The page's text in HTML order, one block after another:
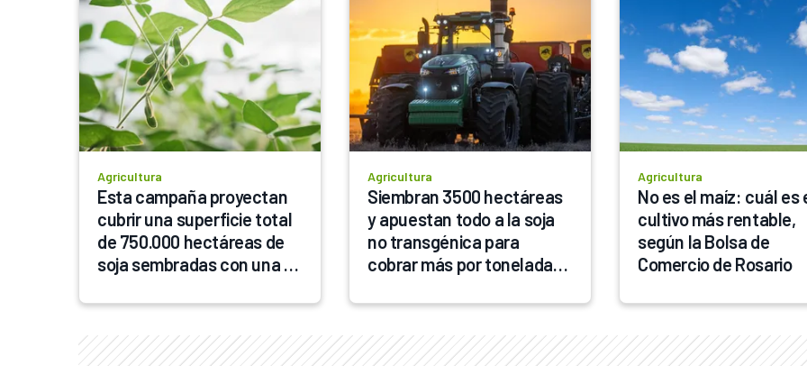
Agricultura
Esta campaña proyectan
cubrir una superficie total
de 750.000 hectáreas de
soja sembradas con una
variedades que marcan un
salto tecnológico en
genética y rendimiento
Agricultura
Siembran 3500 hectáreas
y apuestan todo a la soja
no transgénica para
cobrar más por tonelada:
Agricultura
No es el maíz: cuál es
cultivo más rentable,
según la Bolsa de
Comercio de Rosario